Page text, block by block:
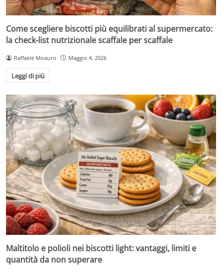
Come scegliere biscotti più equilibrati al supermercato:
la check-list nutrizionale scaffale per scaffale
Raffaele Moauro Maggio 4, 2026
Leggi di più
Maltitolo e polioli nei biscotti light: vantaggi, limiti e
quantità da non superare